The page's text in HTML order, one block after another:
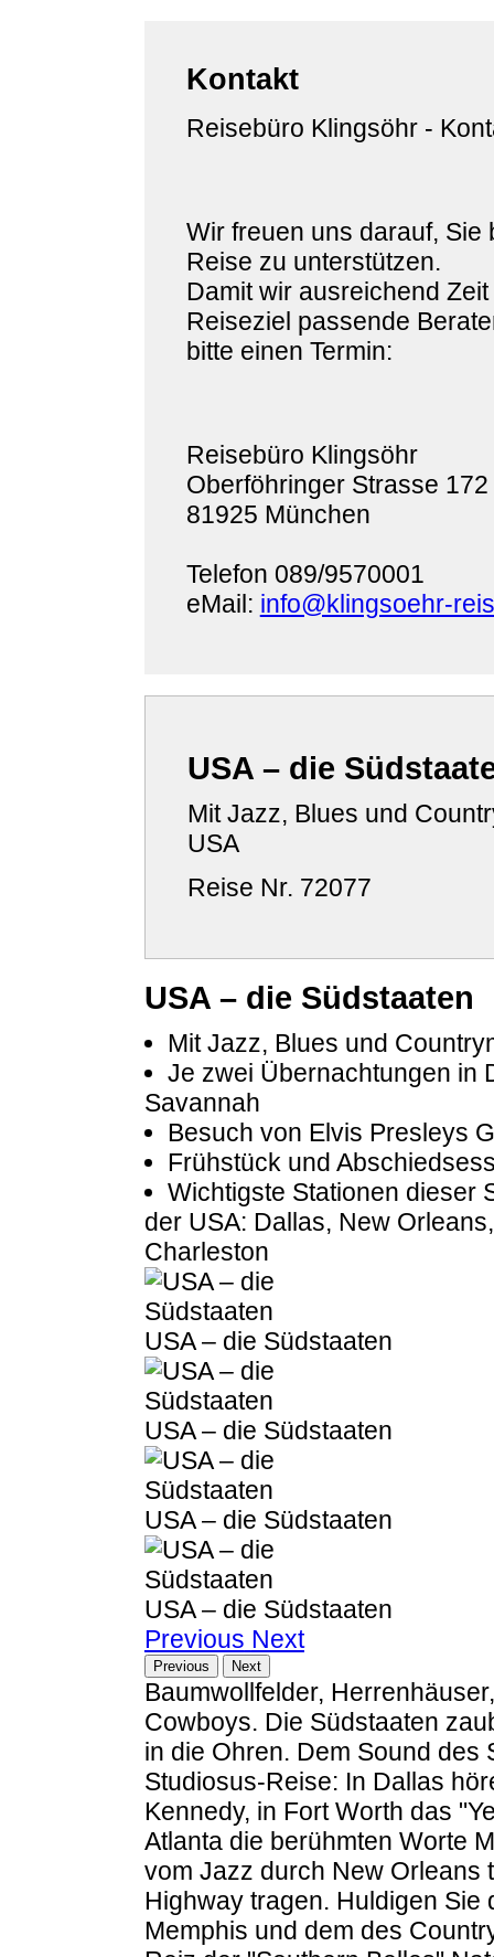
Kontakt
Reisebüro Klingsöhr -
Wir freuen uns darauf,
Reise zu unterstützen.
Damit wir ausreichend
Reiseziel passende
bitte einen Termin:
Reisebüro Klingsöhr
Oberföhringer Strasse 172
81925 München
Telefon 089/9570001
eMail: info@klingsoehr-
USA – die
Mit Jazz, Blues und
USA
Reise Nr. 72077
USA – die Südstaaten
Mit Jazz, Blues und
Je zwei Übernachtungen in
Savannah
Besuch von Elvis Presleys
Frühstück und
Wichtigste Stationen dieser
der USA: Dallas, New
Charleston
USA – die Südstaaten
USA – die Südstaaten
USA – die Südstaaten
USA – die Südstaaten
Previous Next
Previous Next
Baumwollfelder,
Cowboys. Die Südstaaten
in die Ohren. Dem Sound des
Studiosus-Reise: In Dallas
Kennedy, in Fort Worth das
Atlanta die berühmten Worte
vom Jazz durch New Orleans
Highway tragen. Huldigen Sie
Memphis und dem des